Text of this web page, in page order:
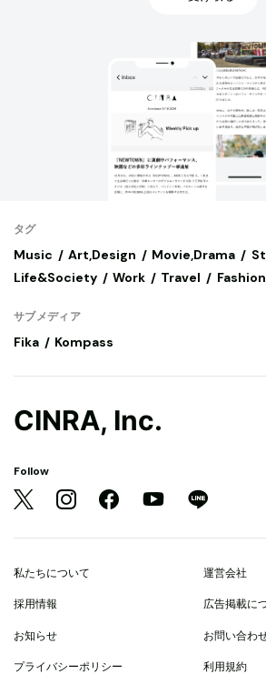
タグ
Music Art,Design Movie,Drama
Life&Society
Work Travel Fashion
サブメディア
Fika Kompass
CINRA, Inc.
Follow
私たちについて 運営会社
採用情報 広告掲載に
お知らせ お問い合わ
プライバシーポリシー 利用規約